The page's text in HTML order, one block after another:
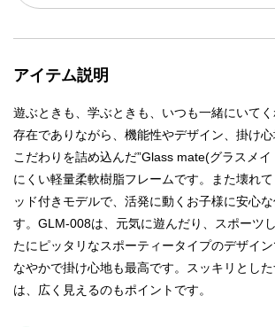
アイテム説明
遊ぶときも、学ぶときも、いつも一緒にいて
存在でありながら、機能性やデザイン、掛け
こだわりを詰め込んだ”Glass mate(グラスメ
にくい軽量柔軟樹脂フレームです。また壊れ
ッド付きモデルで、活発に動くお子様に安心
す。GLM-008は、元気に遊んだり、スポーツ
たにピッタリなスポーティータイプのデザイ
なやかで掛け心地も最高です。スッキリとし
は、広く見えるのもポイントです。